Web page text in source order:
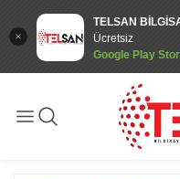
TELSAN
Ücretsiz
Google Play